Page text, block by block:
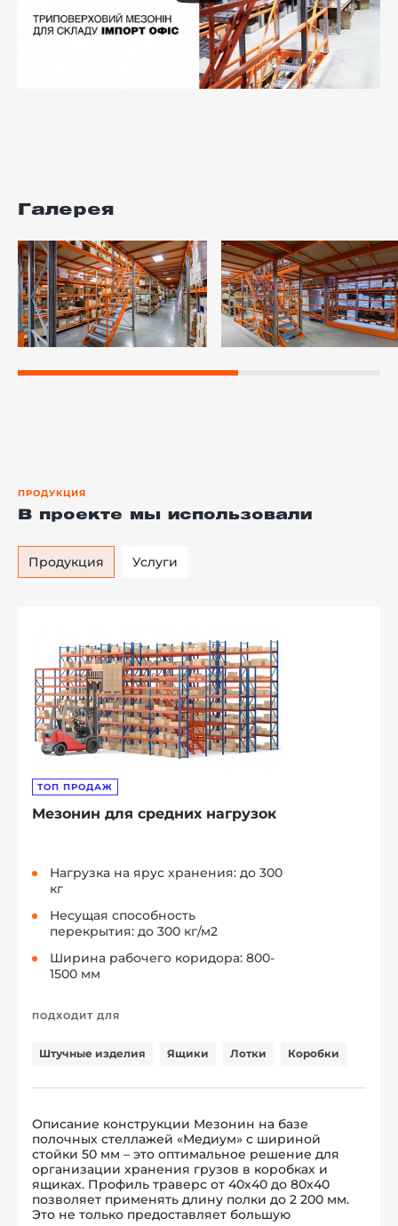
Галерея
ПРОДУКЦИЯ
В проекте мы использовали
Продукция Услуги
ТОП ПРОДАЖ
Мезонин для средних нагрузок
Нагрузка на ярус хранения: до 300
кг
Несущая способность
перекрытия: до 300 кг/м2
Ширина рабочего коридора: 800-
1500 мм
ПОДХОДИТ ДЛЯ
Штучные изделия Ящики Лотки Коробки
Описание конструкции Мезонин на базе
полочных стеллажей «Медиум» с шириной
стойки 50 мм – это оптимальное решение для
организации хранения грузов в коробках и
ящиках. Профиль траверс от 40х40 до 80х40
позволяет применять длину полки до 2 200 мм.
Это не только предоставляет большую